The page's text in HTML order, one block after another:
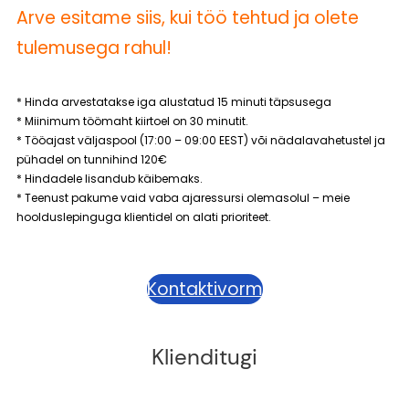
Arve esitame siis, kui töö tehtud ja olete
tulemusega rahul!
* Hinda arvestatakse iga alustatud 15 minuti täpsusega
* Miinimum töömaht kiirtoel on 30 minutit.
* Tööajast väljaspool (17:00 – 09:00 EEST) või nädalavahetustel ja
pühadel on tunnihind 120€
* Hindadele lisandub käibemaks.
* Teenust pakume vaid vaba ajaressursi olemasolul – meie
hoolduslepinguga klientidel on alati prioriteet.
Kontaktivorm
Klienditugi